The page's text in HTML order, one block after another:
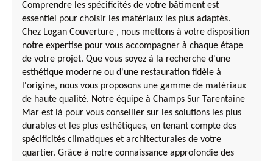
Comprendre les spécificités de votre bâtiment est
essentiel pour choisir les matériaux les plus adaptés.
Chez Logan Couverture , nous mettons à votre disposition
notre expertise pour vous accompagner à chaque étape
de votre projet. Que vous soyez à la recherche d'une
esthétique moderne ou d'une restauration fidèle à
l'origine, nous vous proposons une gamme de matériaux
de haute qualité. Notre équipe à Champs Sur Tarentaine
Mar est là pour vous conseiller sur les solutions les plus
durables et les plus esthétiques, en tenant compte des
spécificités climatiques et architecturales de votre
quartier. Grâce à notre connaissance approfondie des